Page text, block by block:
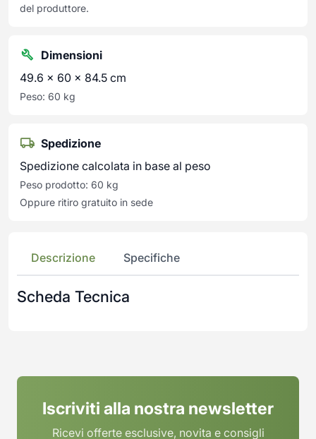
del produttore.
Dimensioni
49.6 × 60 × 84.5 cm
Peso: 60 kg
Spedizione
Spedizione calcolata in base al peso
Peso prodotto: 60 kg
Oppure ritiro gratuito in sede
Descrizione Specifiche
Scheda Tecnica
Iscriviti alla nostra newsletter
Ricevi offerte esclusive, novita e consigli